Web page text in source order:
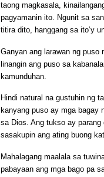
taong magkasala,
pagyamanin ito. Ngunit sa
titira dito, hanggang sa ito’y
Ganyan ang larawan ng
linangin ang puso sa
kamunduhan.
Hindi natural na gustuhin ng
kanyang puso ay mga bagay
sa Dios. Ang tukso ay
sasakupin ang ating buong
Mahalagang maalala sa
pabayaan ang mga bago pa